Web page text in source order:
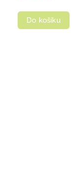
Do košíku